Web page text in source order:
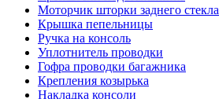
Моторчик шторки заднего стекла
Крышка пепельницы
Ручка на консоль
Уплотнитель проводки
Гофра проводки багажника
Крепления козырька
Накладка консоли